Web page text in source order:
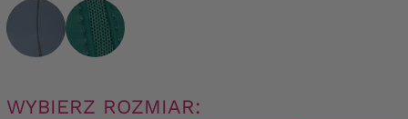
WYBIERZ ROZMIAR: